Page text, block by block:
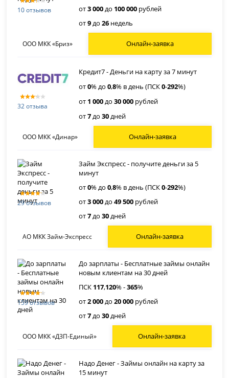
10 отзывов
от3 000до 100 000 рублей
от9до26 недель
ООО МКК «Бриз» Онлайн-заявка
32 отзыва
Кредит7 - Деньги на карту за 7 минут
от0% до0,8% в день (ПСК0-292%)
от 1 000до30 000 рублей
от7до30дней
ООО МКК «Динар» Онлайн-заявка
29 отзывов
Займ Экспресс - получите деньги за 5
минут
от0% до0,8% в день (ПСК0-292%)
от3 000до49 500 рублей
от7до30дней
АО МКК Займ-Экспресс Онлайн-заявка
159 отзывов
До зарплаты - Бесплатные займы онлайн
новым клиентам на 30 дней
ПСК 117,120% -365%
от2 000до20 000 рублей
от7до30дней
ООО МКК «ДЗП-Единый» Онлайн-заявка
Надо Денег - Займы онлайн на карту за
15 минут